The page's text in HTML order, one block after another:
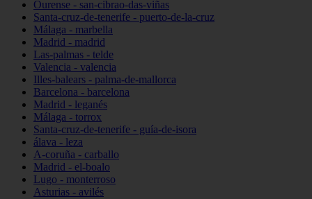
Ourense - san-cibrao-das-viñas
Santa-cruz-de-tenerife - puerto-de-la-cruz
Málaga - marbella
Madrid - madrid
Las-palmas - telde
Valencia - valencia
Illes-balears - palma-de-mallorca
Barcelona - barcelona
Madrid - leganés
Málaga - torrox
Santa-cruz-de-tenerife - guía-de-isora
álava - leza
A-coruña - carballo
Madrid - el-boalo
Lugo - monterroso
Asturias - avilés